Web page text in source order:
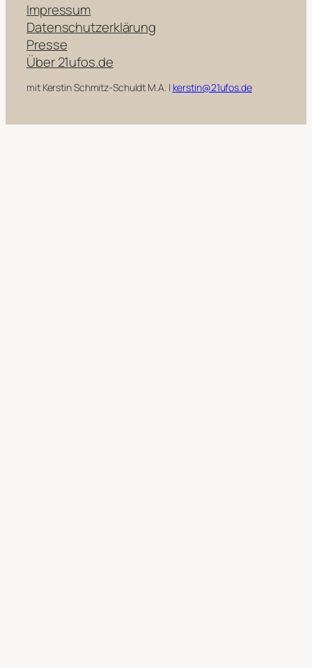
Impressum
Datenschutzerklärung
Presse
Über 21ufos.de
mit Kerstin Schmitz-Schuldt M.A. | kerstin@21ufos.de